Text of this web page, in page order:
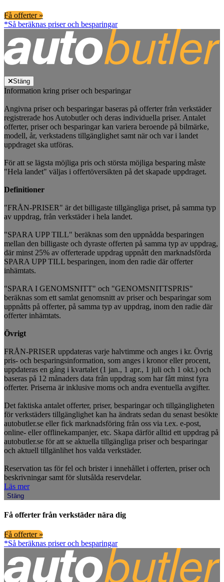
Få offerter »
*Så beräknas priser och besparingar
Stäng
Information kring priser och besparingar
Angivna priser och besparingar baseras på offerter från verkstäder
registrerade hos Autobutler och deras individuella priser. Antalet
offerter, priser och besparingar kan variera beroende på bilmärke,
modell, år, verkstadens tillgänglighet samt när och var i landet
uppdraget ska utföras.
För att se lägsta möjliga pris och största möjliga besparing måste
"Hela landet" väljas i offertöversikten på det skapade uppdraget.
Definitioner
"FRÅN-PRISER" är det billigaste tillgängliga priset, på samma typ
av uppdrag, från verkstäder i hela landet.
"SPARA UPP TILL" beräknas som den uppnådda besparingen
mellan den billigaste och dyraste offerten på samma typ av uppdrag,
där minst 25% av offerterade uppdrag uppnått den marknadsförda
SPARA UPP TILL besparingen, inom den radie där offerter
inhämtats.
"SPARA I GENOMSNITT" och "GENOMSNITTSPRIS"
beräknas som ett samlat genomsnitt av priser och besparingar som
uppnåtts på offerter, på samma typ av uppdrag, inom den radie där
offerter inhämtats.
Övrigt
FRÅN-PRISER uppdateras varje halvtimme och anges i kr. Övrig
pris- och besparingsinformation, som anges i kronor eller procent,
uppdateras en gång i kvartalet (1 jan., 1 apr., 1 juli och 1 okt.) och
baseras på 12 månaders data från uppdrag som har fått minst fyra
offerter. Priserna är inklusive moms och andra eventuella avgifter.
Det faktiska antalet offerter, priser, besparingar och tillgängligheten
för verkstäders tillgänglighet kan ha ändrats sedan du senast besökte
autobutler.se eller fick marknadsföring från oss via t.ex. e-post,
online- eller offlinekampanjer, etc. Skapa därför alltid ett uppdrag på
autobutler.se för att se aktuella tillgängliga priser och besparingar
och aktuell tillgänlihet hos valda verkstäder.
Reservation tas för fel och brister i innehållet i offerten, priser och
beskrivningar samt för slutsålda reservdelar.
Läs mer
Stäng
Få offerter från verkstäder nära dig
Få offerter »
*Så beräknas priser och besparingar